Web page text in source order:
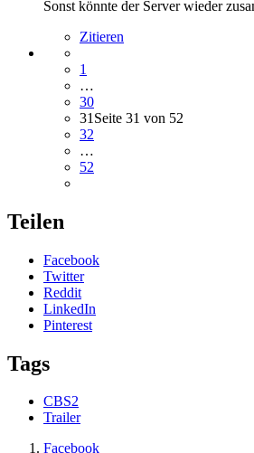
Sonst könnte der Server wieder
Zitieren
1
…
30
31 Seite 31 von 52
32
…
52
Teilen
Facebook
Twitter
Reddit
LinkedIn
Pinterest
Tags
CBS2
Trailer
Facebook